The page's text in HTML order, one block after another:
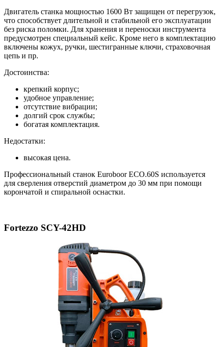
Двигатель станка мощностью 1600 Вт защищен от перегрузок,
что способствует длительной и стабильной его эксплуатации
без риска поломки. Для хранения и переноски инструмента
предусмотрен специальный кейс. Кроме него в комплектацию
включены кожух, ручки, шестигранные ключи, страховочная
цепь и пр.
Достоинства:
крепкий корпус;
удобное управление;
отсутствие вибрации;
долгий срок службы;
богатая комплектация.
Недостатки:
высокая цена.
Профессиональный станок Euroboor ECO.60S используется
для сверления отверстий диаметром до 30 мм при помощи
корончатой и спиральной оснастки.
Fortezzo SCY-42HD